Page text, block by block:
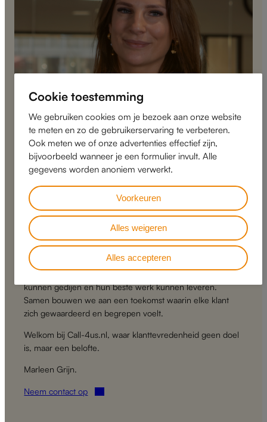
Uw partner in eersteklas
klantenservice
Bij ons staat de klant altijd centraal. Wij zijn er trots op dat
we een omgeving creëren waar onze medewerkers
kunnen gedijen en hun beste werk kunnen leveren.
Samen bouwen we aan een toekomst waarin elke klant
zich gewaardeerd en begrepen voelt.
Welkom bij Call-4us.nl, waar klanttevredenheid geen doel
is, maar een belofte.
Marleen Grijn.
Neem contact op
Cookie toestemming
We gebruiken cookies om je bezoek aan onze website
te meten en zo de gebruikerservaring te verbeteren.
Ook meten we of onze advertenties effectief zijn,
bijvoorbeeld wanneer je een formulier invult. Alle
gegevens worden anoniem verwerkt.
Voorkeuren
Alles weigeren
Alles accepteren